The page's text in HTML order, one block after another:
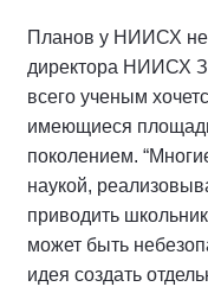
Планов у НИИСХ
директора НИИСХ
всего ученым
имеющиеся
поколением.
наукой,
приводить
может быть
идея создать